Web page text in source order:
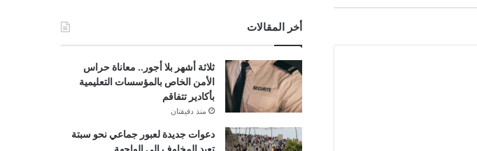
أخر المقالات
ثلاثة أشهر بلا أجور.. معاناة حراس
الأمن الخاص بالمؤسسات التعليمية
بأكادير تتفاقم
منذ دقيقتان
دعوات جديدة لعبور جماعي نحو سبتة
تعيد المخاوف إلى الواجهة